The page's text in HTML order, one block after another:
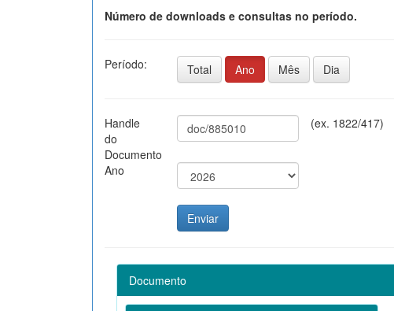
Número de downloads e consultas no período.
Período: Total Ano Mês Dia
Handle
do
Documento
(ex. 1822/417)
Ano
Documento